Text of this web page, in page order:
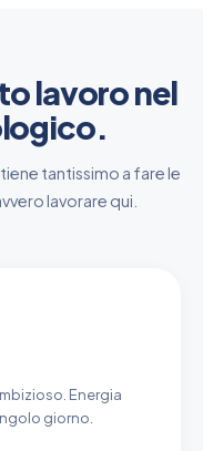
lavoro nel
tantissimo a fare le
lavorare qui.
Energia
giorno.